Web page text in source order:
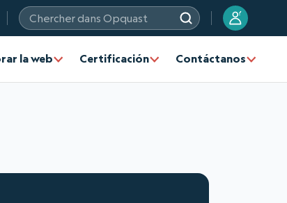
Chercher dans Opquast
?
la web Certificación Contáctanos